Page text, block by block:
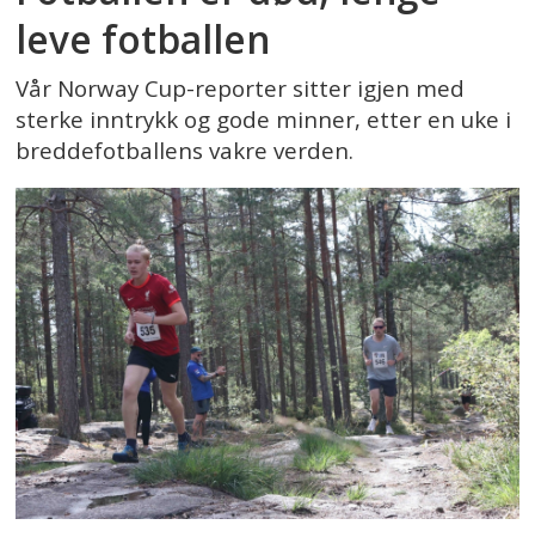
leve fotballen
Vår Norway Cup-reporter sitter igjen med
sterke inntrykk og gode minner, etter en uke i
breddefotballens vakre verden.